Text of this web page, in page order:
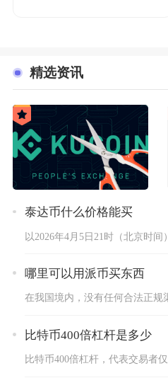
精选资讯
泰达币什么价格能买
以2026年4月5日21时（北京时间
哪里可以用派币买东西
比特币400倍杠杆是多少
比特币400倍杠杆，代表交易者